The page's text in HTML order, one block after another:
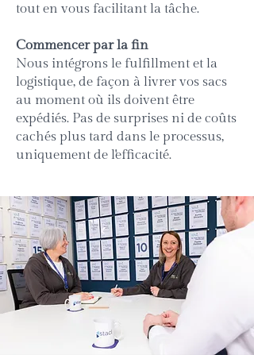
tout en vous facilitant la tâche.
Commencer par la fin
Nous intégrons le fulfillment et la
logistique, de façon à livrer vos sacs
au moment où ils doivent être
expédiés. Pas de surprises ni de coûts
cachés plus tard dans le processus,
uniquement de l'efficacité.